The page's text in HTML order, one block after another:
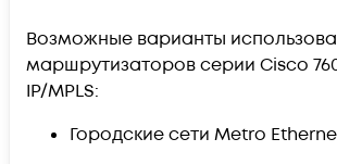
Возможные варианты
маршрутизаторов серии Cisco
IP/MPLS:
Городские сети Metro